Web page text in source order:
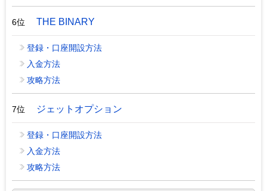
6位 THE BINARY
登録・口座開設方法
入金方法
攻略方法
7位 ジェットオプション
登録・口座開設方法
入金方法
攻略方法